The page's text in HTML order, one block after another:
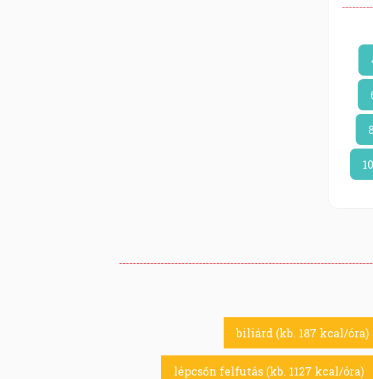
biliárd (kb. 187 kcal/óra)
lépcsőn felfutás (kb. 1127 kcal/óra)